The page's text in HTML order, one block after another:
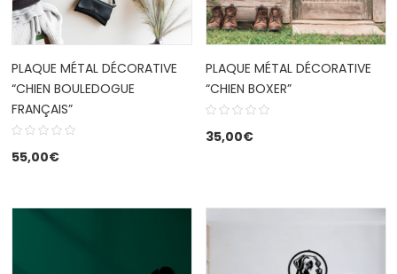
PLAQUE MÉTAL DÉCORATIVE
“CHIEN BOULEDOGUE
FRANÇAIS”
55,00€
PLAQUE MÉTAL DÉCORATIVE
“CHIEN BOXER”
35,00€